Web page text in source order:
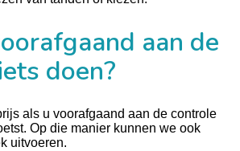
aan de
doen?
als u voorafgaand aan de controle
Op die manier kunnen we ook
uitvoeren.